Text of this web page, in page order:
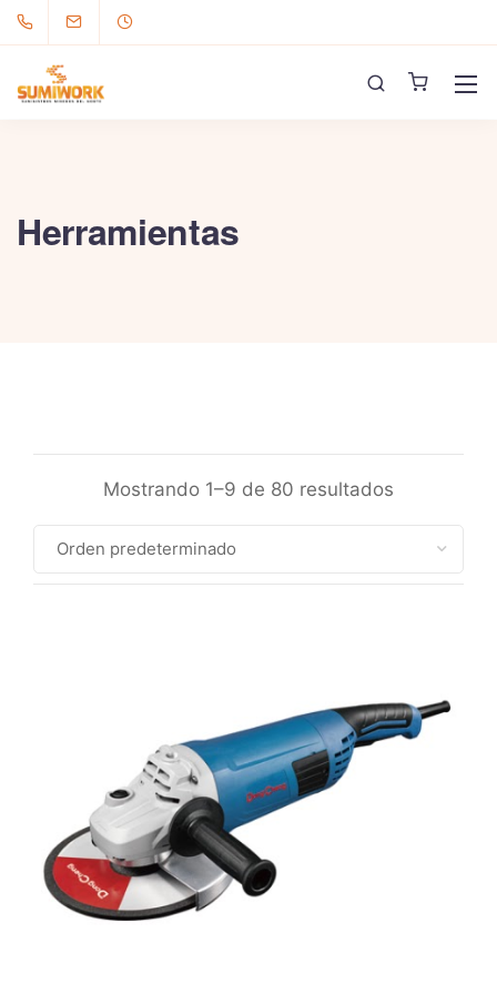
Herramientas
Mostrando 1–9 de 80 resultados